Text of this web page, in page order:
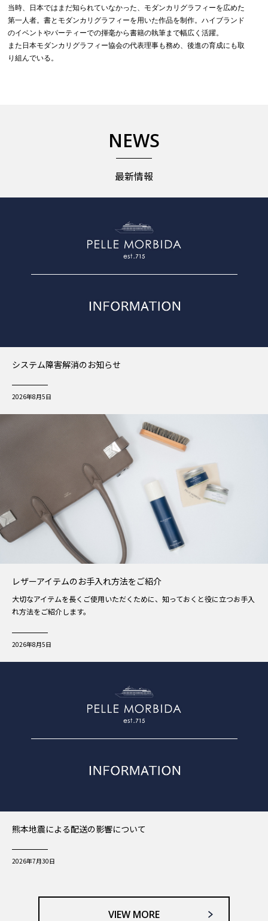
当時、日本ではまだ知られていなかった、モダンカリグラフィーを広めた
第一人者。書とモダンカリグラフィーを用いた作品を制作。ハイブランド
のイベントやパーティーでの揮毫から書籍の執筆まで幅広く活躍。
また日本モダンカリグラフィー協会の代表理事も務め、後進の育成にも取
り組んでいる。
NEWS
最新情報
システム障害解消のお知らせ
2026年8月5日
レザーアイテムのお手入れ方法をご紹介
大切なアイテムを長くご使用いただくために、知っておくと役に立つお手入
れ方法をご紹介します。
2026年8月5日
熊本地震による配送の影響について
2026年7月30日
VIEW MORE